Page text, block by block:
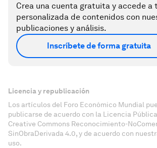
Crea una cuenta gratuita y accede a
personalizada de contenidos con
publicaciones y análisis.
Inscríbete de forma gratuita
Licencia y republicación
Los artículos del Foro Económico Mundial
publicarse de acuerdo con la Licencia
Creative Commons Reconocimiento-
SinObraDerivada 4.0, y de acuerdo con
uso.